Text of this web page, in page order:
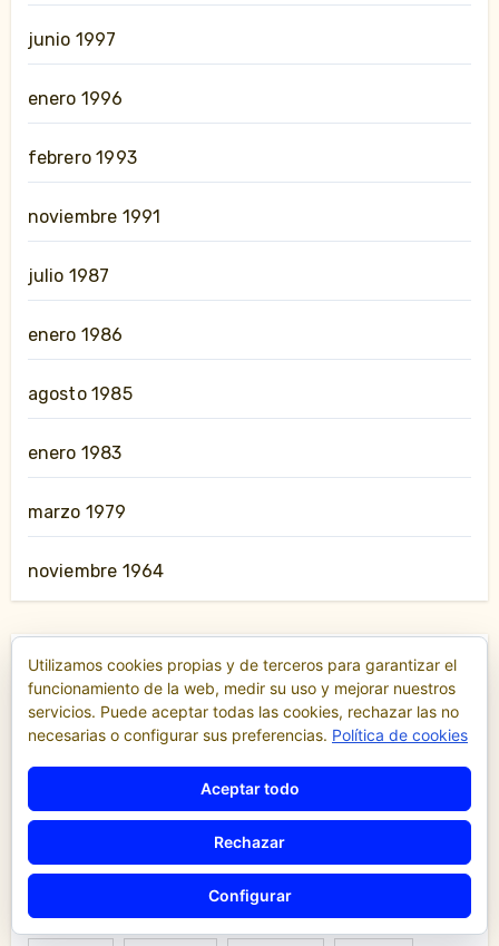
junio 1997
enero 1996
febrero 1993
noviembre 1991
julio 1987
enero 1986
agosto 1985
enero 1983
marzo 1979
noviembre 1964
Aeropuerto Alicante Asamblea
Ayuntamiento AYUNTAMIENTO DE VALENCIA
Barcelona Cabify Canarias
Conselleria De Infraestructuras Y Transporte
Fallas
Utilizamos cookies propias y de terceros para garantizar el
funcionamiento de la web, medir su uso y mejorar nuestros
servicios. Puede aceptar todas las cookies, rechazar las no
necesarias o configurar sus preferencias. Política de cookies
Aceptar todo
Rechazar
Configurar